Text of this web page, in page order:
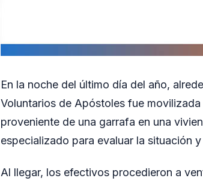
En la noche del último día del año,
Voluntarios de Apóstoles fue
proveniente de una garrafa en una
especializado para evaluar la situación
Al llegar, los efectivos procedieron a